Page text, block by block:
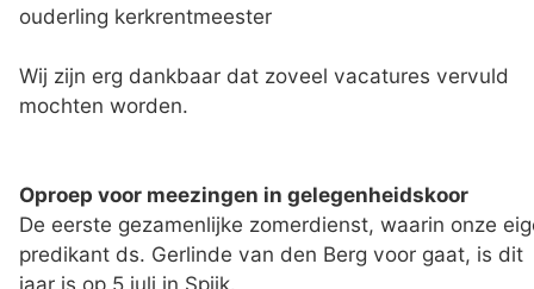
ouderling kerkrentmeester
Wij zijn erg dankbaar dat zoveel vacatures vervuld
mochten worden.
Oproep voor meezingen in gelegenheidskoor
De eerste gezamenlijke zomerdienst, waarin onze
predikant ds. Gerlinde van den Berg voor gaat, is dit
jaar is op 5 juli in Spijk.